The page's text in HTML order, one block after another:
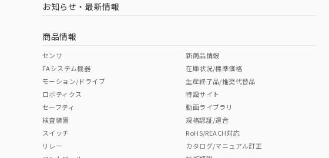
中国 RoHS 注意事項・凡例
中国 RoHS表
Pb Hg Cr(VI)
お知らせ・最新情報
商品情報
センサ
FAシステム機器
モーション/ドライブ
ロボティクス
セーフティ
検査装置
スイッチ
リレー
新商品情報
在庫状況/標準価格
生産終了品/推奨代替品
特設サイト
動画ライブラリ
規格認証/適合
RoHS/REACH対応
カタログ/マニュアル訂正